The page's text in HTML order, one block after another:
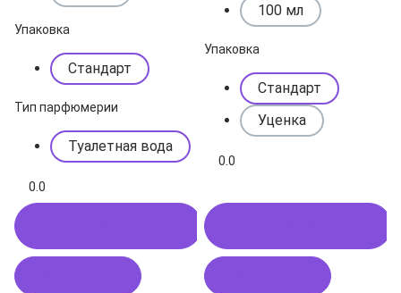
Упаковка
Стандарт
Тип парфюмерии
Туалетная вода
0.0
100 мл
Упаковка
Стандарт
Уценка
0.0